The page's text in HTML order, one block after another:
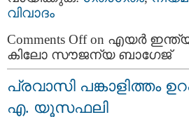
വിവാദം
Comments Offon എയര്‍
കിലോ സൗജന്യ ബാഗേജ്‌
പ്രവാസി പങ്കാളിത്തം
എ. യൂസഫലി